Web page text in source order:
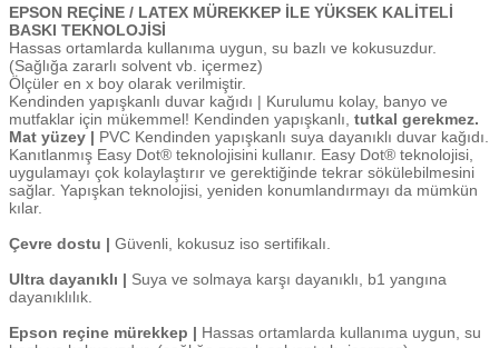
EPSON REÇİNE / LATEX MÜREKKEP İLE YÜKSEK KALİTELİ
BASKI TEKNOLOJİSİ
Hassas ortamlarda kullanıma uygun, su bazlı ve kokusuzdur.
(Sağlığa zararlı solvent vb. içermez)
Ölçüler en x boy olarak verilmiştir.
Kendinden yapışkanlı duvar kağıdı | Kurulumu kolay, banyo ve
mutfaklar için mükemmel! Kendinden yapışkanlı, tutkal gerekmez.
Mat yüzey | PVC Kendinden yapışkanlı suya dayanıklı duvar kağıdı.
Kanıtlanmış Easy Dot® teknolojisini kullanır. Easy Dot® teknolojisi,
uygulamayı çok kolaylaştırır ve gerektiğinde tekrar sökülebilmesini
sağlar. Yapışkan teknolojisi, yeniden konumlandırmayı da mümkün
kılar.
Çevre dostu | Güvenli, kokusuz iso sertifikalı.
Ultra dayanıklı | Suya ve solmaya karşı dayanıklı, b1 yangına
dayanıklılık.
Epson reçine mürekkep | Hassas ortamlarda kullanıma uygun, su